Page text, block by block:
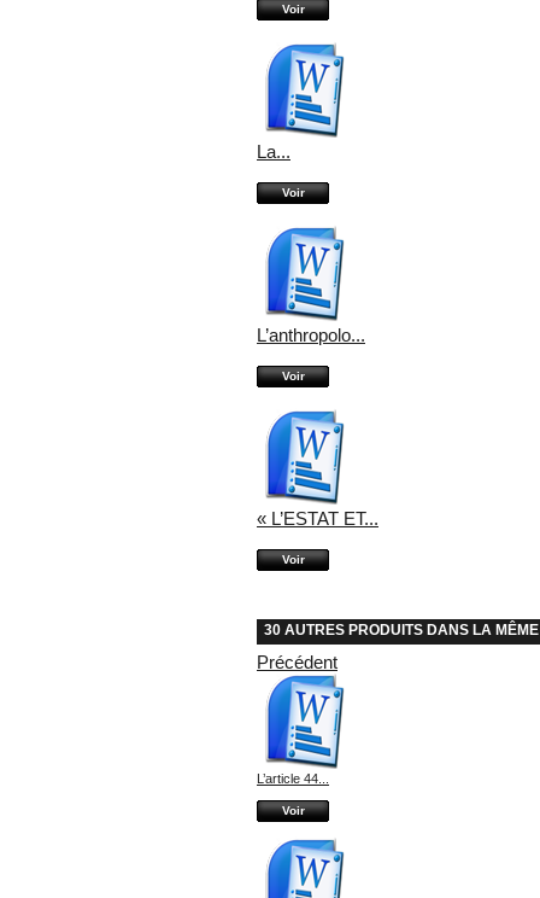
Voir
La...
Voir
L’anthropolo...
Voir
« L’ESTAT ET...
Voir
30 AUTRES PRODUITS DANS LA
Précédent
L’article 44...
Voir